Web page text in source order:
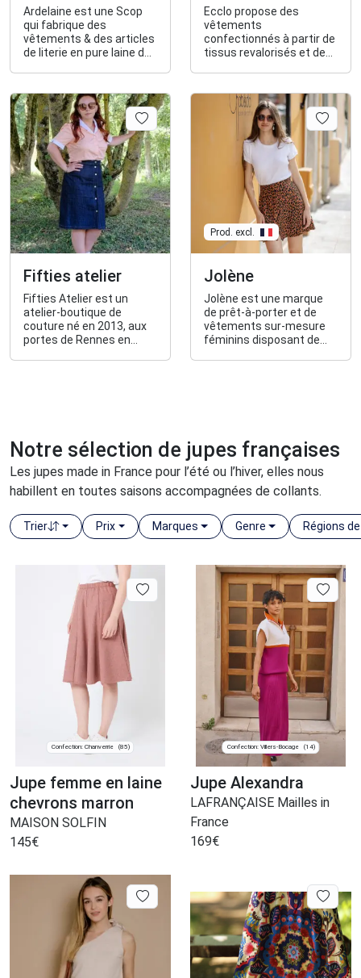
Ardelaine est une Scop
qui fabrique des
vêtements & des articles
de literie en pure laine du
Ecclo propose des
vêtements
confectionnés à partir de
tissus revalorisés et de
Fifties atelier
Fifties Atelier est un
atelier-boutique de
couture né en 2013, aux
portes de Rennes en
Prod. excl.
Jolène
Jolène est une marque
de prêt-à-porter et de
vêtements sur-mesure
féminins disposant de
Notre sélection de jupes françaises
Les jupes made in France pour l’été ou l’hiver, elles nous
habillent en toutes saisons accompagnées de collants.
Trier Prix Marques Genre Régions
Confection: Chanverrie (85)
Jupe femme en laine
chevrons marron
MAISON SOLFIN
145€
Confection: Villers-Bocage (14)
Jupe Alexandra
LAFRANÇAISE Mailles in
France
169€